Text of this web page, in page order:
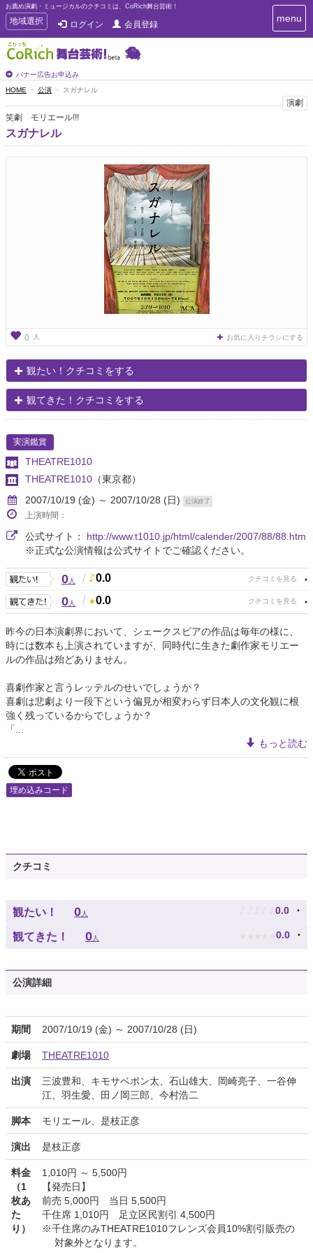
お薦め演劇・ミュージカルのクチコミは、CoRich舞台芸術！
T
o
g
g
e
n
a
v
i
g
地域選択 ログイン 会員登録
バナー広告お申込み
T
o
i
g
menu
HOME 公演 スガナレル
演劇
笑劇 モリエール!!!
スガナレル
0 人 お気に入りチラシにする
観たい！クチコミをする
観てきた！クチコミをする
実演鑑賞
THEATRE1010
THEATRE1010 （東京都）
2007/10/19 (金) ～ 2007/10/28 (日)
公演終了
上演時間：
公式サイト： http://www.t1010.jp/html/calender/2007/88/88.htm
※正式な公演情報は公式サイトでご確認ください。
0人 / 0.0
0人 / 0.0
昨今の日本演劇界において、シェークスピアの作品は毎年の様に、
時には数本も上演されていますが、同時代に生きた劇作家モリエー
ルの作品は殆どありません。
喜劇作家と言うレッテルのせいでしょうか？
喜劇は悲劇より一段下という偏見が相変わらず日本人の文化観に根
強く残っているからでしょうか？
「...
もっと読む
埋め込みコード
クチコミ
観たい！ 0人 ♪ ♪ ♪ ♪ ♪ 0.0
観てきた！ 0人 ★ ★ ★ ★ ★ 0.0
公演詳細
期間 2007/10/19 (金) ～ 2007/10/28 (日)
劇場 THEATRE1010
出演
三波豊和、キモサベポン太、石山雄大、岡崎亮子、一谷伸
江、羽生愛、田ノ岡三郎、今村浩二
脚本 モリエール、是枝正彦
演出 是枝正彦
料金
（1
枚あ
た
り）
1,010円 ～ 5,500円
【発売日】
前売 5,000円 当日 5,500円
千住席 1,010円 足立区民割引 4,500円
※千住席のみTHEATRE1010フレンズ会員10%割引販売の
対象外となります。